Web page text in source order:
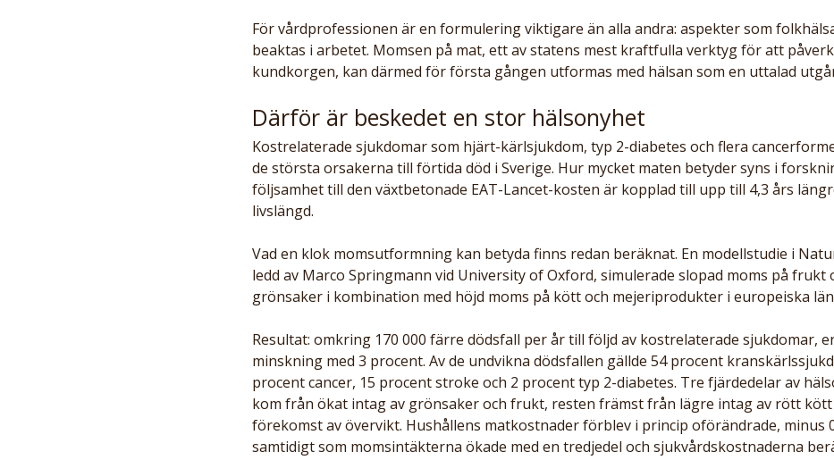
För vårdprofessionen är en formulering viktigare än alla andra: aspekter som
beaktas i arbetet. Momsen på mat, ett av statens mest kraftfulla verktyg för att
kundkorgen, kan därmed för första gången utformas med hälsan som en uttalad
Därför är beskedet en stor hälsonyhet
Kostrelaterade sjukdomar som hjärt-kärlsjukdom, typ 2-diabetes och flera
de största orsakerna till förtida död i Sverige. Hur mycket maten betyder syns i
följsamhet till den växtbetonade EAT-Lancet-kosten är kopplad till upp till 4,3 års
livslängd.
Vad en klok momsutformning kan betyda finns redan beräknat. En modellstudie i
ledd av Marco Springmann vid University of Oxford, simulerade slopad moms på frukt
grönsaker i kombination med höjd moms på kött och mejeriprodukter i europeiska
Resultat: omkring 170 000 färre dödsfall per år till följd av kostrelaterade sjukdomar,
minskning med 3 procent. Av de undvikna dödsfallen gällde 54 procent
procent cancer, 15 procent stroke och 2 procent typ 2-diabetes. Tre fjärdedelar av
kom från ökat intag av grönsaker och frukt, resten främst från lägre intag av rött kött
förekomst av övervikt. Hushållens matkostnader förblev i princip oförändrade, minus
samtidigt som momsintäkterna ökade med en tredjedel och sjukvårdskostnaderna